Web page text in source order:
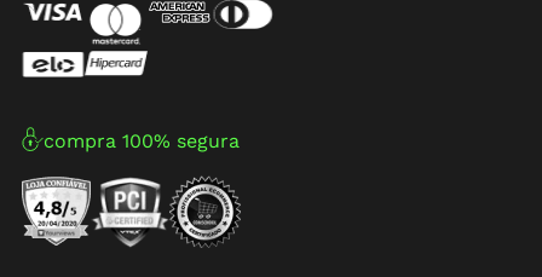
compra 100% segura